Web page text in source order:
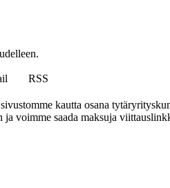
RSS
kautta osana
saada maksuja